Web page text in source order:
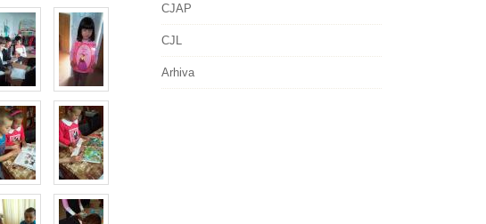
CJAP
CJL
Arhiva